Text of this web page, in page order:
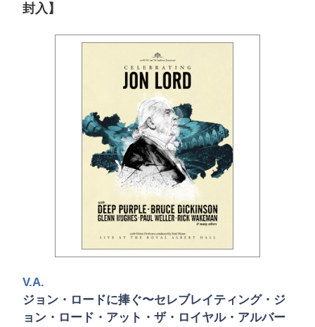
封入】
V.A.
ジョン・ロードに捧ぐ〜セレブレイティング・ジ
ョン・ロード・アット・ザ・ロイヤル・アルバー